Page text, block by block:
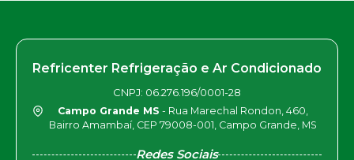
Refricenter Refrigeração e Ar Condicionado
CNPJ: 06.276.196/0001-28
Campo Grande MS - Rua Marechal Rondon, 460,
Bairro Amambaí, CEP 79008-001, Campo Grande, MS
Redes Sociais